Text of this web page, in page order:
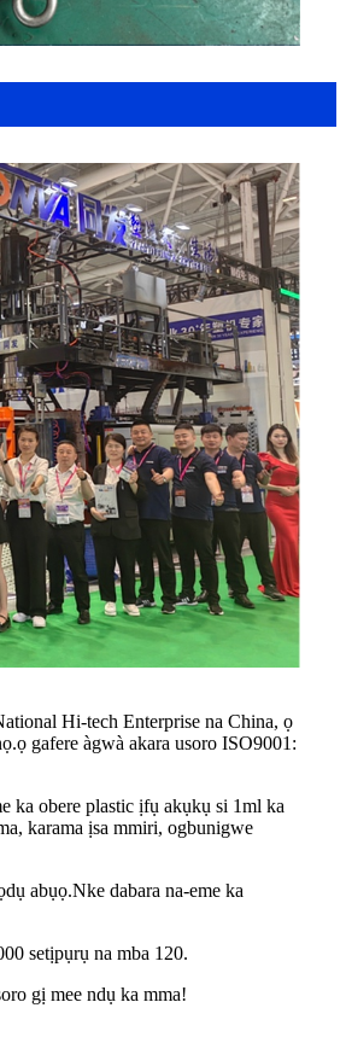
Hi-tech Enterprise na China, ọ
gafere àgwà akara usoro ISO9001:
ka obere plastic ịfụ akụkụ si 1ml ka
karama ịsa mmiri, ogbunigwe
abụọ.Nke dabara na-eme ka
setịpụrụ na mba 120.
gị mee ndụ ka mma!